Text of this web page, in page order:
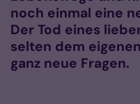
noch einmal eine
Der Tod eines
selten dem
ganz neue Fragen.